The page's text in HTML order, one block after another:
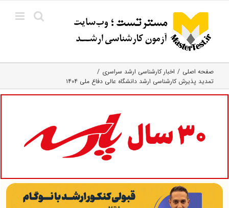
content
صفحه اصلی
اخبار کارشناسی ارشد سراسری
تمدید پذیرش کارشناسی ارشد دانشگاه عالی دفاع ملی ۱۴۰۴